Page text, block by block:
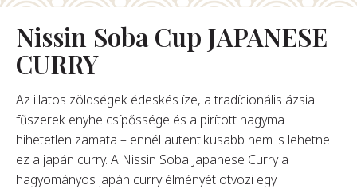
Rólunk
Alapítónk
Értékeink
Karrier
Nissin Soba Cup JAPANESE
CURRY
Az illatos zöldségek édeskés íze, a tradícionális ázsiai
fűszerek enyhe csípőssége és a pirított hagyma
hihetetlen zamata – ennél autentikusabb nem is lehetne
ez a japán curry. A Nissin Soba Japanese Curry a
hagyományos japán curry élményét ötvözi egy